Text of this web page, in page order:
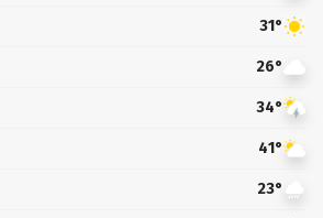
31°
26°
34°
41°
23°